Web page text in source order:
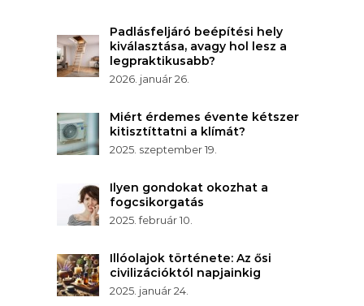
Padlásfeljáró beépítési hely
kiválasztása, avagy hol lesz a
legpraktikusabb?
2026. január 26.
Miért érdemes évente kétszer
kitisztíttatni a klímát?
2025. szeptember 19.
Ilyen gondokat okozhat a
fogcsikorgatás
2025. február 10.
Illóolajok története: Az ősi
civilizációktól napjainkig
2025. január 24.